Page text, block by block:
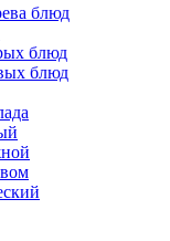
блюд
блюд
блюд